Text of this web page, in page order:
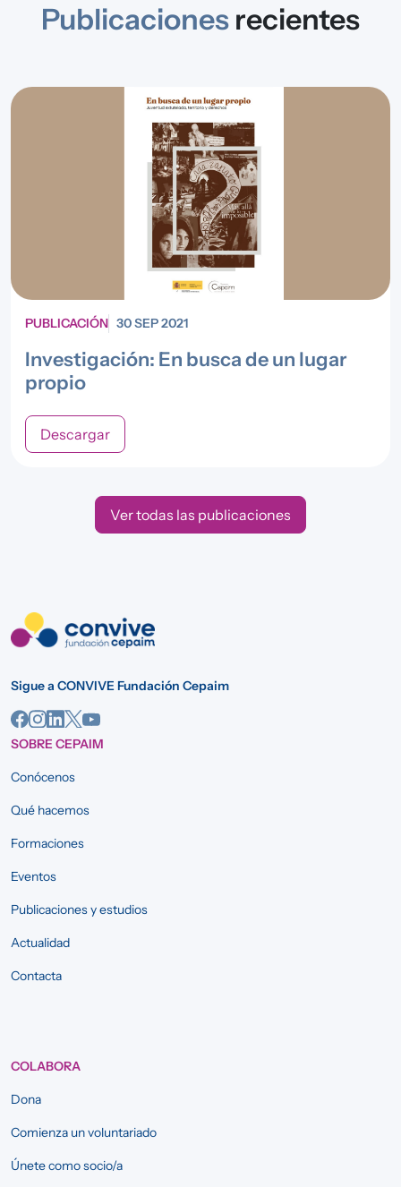
Publicaciones recientes
PUBLICACIÓN 30 SEP 2021
Investigación: En busca de un lugar
propio
Descargar
Ver todas las publicaciones
Sigue a CONVIVE Fundación Cepaim
SOBRE CEPAIM
Conócenos
Qué hacemos
Formaciones
Eventos
Publicaciones y estudios
Actualidad
Contacta
COLABORA
Dona
Comienza un voluntariado
Únete como socio/a